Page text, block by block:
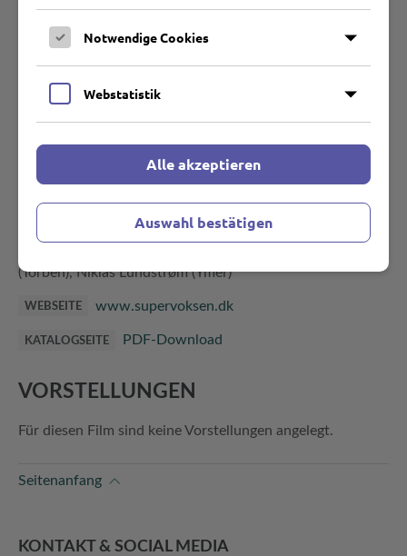
machten.
DREHBUCH
ROLLEN
Emma Leth (Rebekka), Amalie Lindegaard
(Claudia), Cathrine Bjørn (Sofie), Sebastian Jessen (Stefan),
Cyron Melville (Adam), Nikolaj Coster Waldau (Der 31-
(Torben), Niklas Lundstrøm (Ymer)
WEBSEITE www.supervoksen.dk
KATALOGSEITE PDF-Download
VORSTELLUNGEN
Für diesen Film sind keine Vorstellungen angelegt.
Seitenanfang
KONTAKT & SOCIAL MEDIA
Notwendige Cookies
Webstatistik
Alle akzeptieren
Auswahl bestätigen